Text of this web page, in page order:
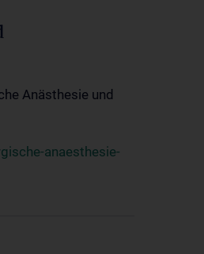
Anästhesie und
anaesthesie-